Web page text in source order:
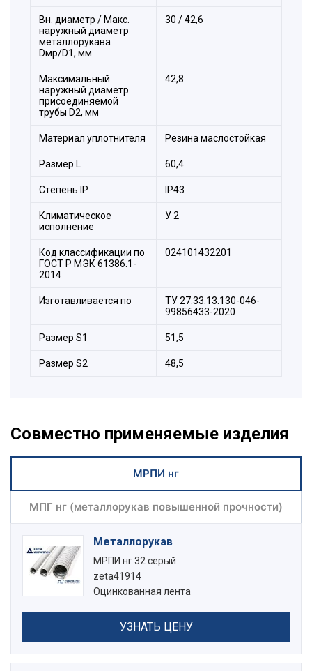
Состав комплекта:
1,6 – накидные гайки,
2 – стопорное кольцо (цанга),
3 – корпус,
4 – оконцеватель(вставыш),
5 – уплотнительное резиновое кольцо
Вн. диаметр / Макс.
наружный диаметр
металлорукава
Dмр/D1, мм
30 / 42,6
Максимальный
наружный диаметр
присоединяемой
трубы D2, мм
42,8
Материал уплотнителя Резина маслостойкая
Размер L 60,4
Стeпень IP IP43
Климатическое
исполнение
У 2
Код классификации по
ГОСТ Р МЭК 61386.1-
2014
024101432201
Изготавливается по
ТУ 27.33.13.130-046-
99856433-2020
Размер S1 51,5
Размер S2 48,5
Совместно применяемые изделия
МРПИ нг
МПГ нг (металлорукав повышенной прочности)
Металлорукав
МРПИ нг 32 серый
zeta41914
Оцинкованная лента
УЗНАТЬ ЦЕНУ